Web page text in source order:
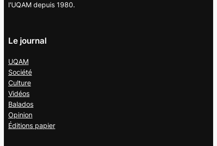
l'UQAM depuis 1980.
Le journal
UQAM
Société
Culture
Vidéos
Balados
Opinion
Éditions papier